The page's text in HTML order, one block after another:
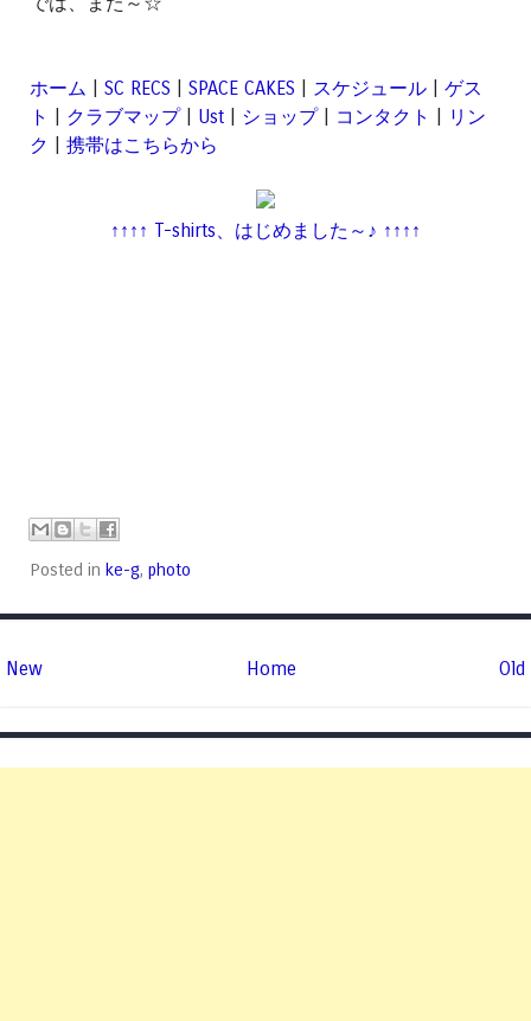
ホーム SC RECS SPACE CAKES スケジュール
ゲス
ト
クラブマップ| Ust ショップ| コンタクト
リン
ク
携帯はこちらから
↑↑↑↑ T-shirts、はじめました～♪ ↑↑↑↑
Posted in ke-g, photo
New Old
Home